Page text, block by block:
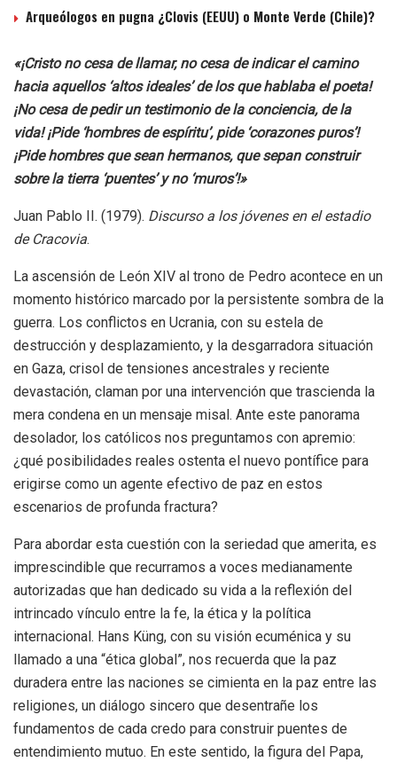
Arqueólogos en pugna ¿Clovis (EEUU) o Monte Verde (Chile)?
«¡Cristo no cesa de llamar, no cesa de indicar el camino
hacia aquellos ‘altos ideales’ de los que hablaba el poeta!
¡No cesa de pedir un testimonio de la conciencia, de la
vida! ¡Pide ‘hombres de espíritu’, pide ‘corazones puros’!
¡Pide hombres que sean hermanos, que sepan construir
sobre la tierra ‘puentes’ y no ‘muros’!»
Juan Pablo II. (1979). Discurso a los jóvenes en el estadio
de Cracovia.
La ascensión de León XIV al trono de Pedro acontece en un
momento histórico marcado por la persistente sombra de la
guerra. Los conflictos en Ucrania, con su estela de
destrucción y desplazamiento, y la desgarradora situación
en Gaza, crisol de tensiones ancestrales y reciente
devastación, claman por una intervención que trascienda la
mera condena en un mensaje misal. Ante este panorama
desolador, los católicos nos preguntamos con apremio:
¿qué posibilidades reales ostenta el nuevo pontífice para
erigirse como un agente efectivo de paz en estos
escenarios de profunda fractura?
Para abordar esta cuestión con la seriedad que amerita, es
imprescindible que recurramos a voces medianamente
autorizadas que han dedicado su vida a la reflexión del
intrincado vínculo entre la fe, la ética y la política
internacional. Hans Küng, con su visión ecuménica y su
llamado a una “ética global”, nos recuerda que la paz
duradera entre las naciones se cimienta en la paz entre las
religiones, un diálogo sincero que desentrañe los
fundamentos de cada credo para construir puentes de
entendimiento mutuo. En este sentido, la figura del Papa,